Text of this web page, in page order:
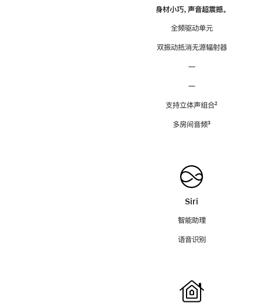
身材小巧，声音超震撼。
全频驱动单元
双振动抵消无源辐射器
—
—
支持立体声组合脚
²
多房间音频脚
³
Siri
智能助理
语音识别